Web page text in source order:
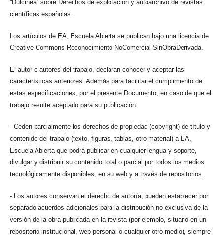
“Dulcinea” sobre Derechos de explotación y autoarchivo de revistas
científicas españolas.
Los artículos de EA, Escuela Abierta se publican bajo una licencia de
Creative Commons Reconocimiento-NoComercial-SinObraDerivada.
El autor o autores del trabajo, declaran conocer y aceptar las
características anteriores. Además para facilitar el cumplimiento de
estas especificaciones, por el presente Documento, en caso de que el
trabajo resulte aceptado para su publicación:
- Ceden parcialmente los derechos de propiedad (copyright) de título y
contenido del trabajo (texto, figuras, tablas, otro material) a EA,
Escuela Abierta que podrá publicar en cualquier lengua y soporte,
divulgar y distribuir su contenido total o parcial por todos los medios
tecnológicamente disponibles, en su web y a través de repositorios.
- Los autores conservan el derecho de autoría, pueden establecer por
separado acuerdos adicionales para la distribución no exclusiva de la
versión de la obra publicada en la revista (por ejemplo, situarlo en un
repositorio institucional, web personal o cualquier otro medio), siempre